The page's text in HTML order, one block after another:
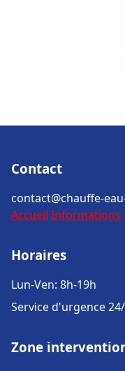
Contact
contact@chauffe-
Accueil Informations
Horaires
Lun-Ven: 8h-19h
Service d'urgence
Zone